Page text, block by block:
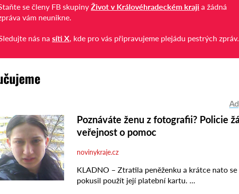
se členy FB skupinyŽivot v Královéhradeckém kraji a žádná
vám neunikne.
nás nasíti X, kde pro vás připravujeme plejádu pestrých zpráv.